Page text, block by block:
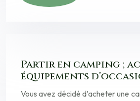
Partir en camping ;
équipements
Vous avez décidé d’acheter une